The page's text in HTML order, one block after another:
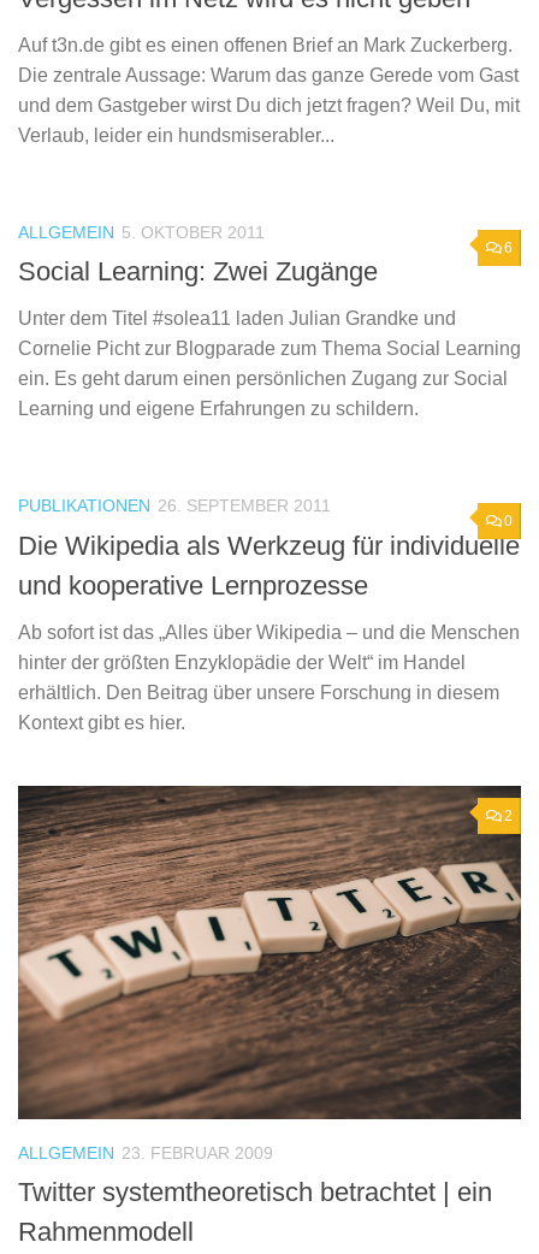
Auf t3n.de gibt es einen offenen Brief an Mark Zuckerberg.
Die zentrale Aussage: Warum das ganze Gerede vom Gast
und dem Gastgeber wirst Du dich jetzt fragen? Weil Du, mit
Verlaub, leider ein hundsmiserabler...
6
ALLGEMEIN 5. OKTOBER 2011
Social Learning: Zwei Zugänge
Unter dem Titel #solea11 laden Julian Grandke und
Cornelie Picht zur Blogparade zum Thema Social Learning
ein. Es geht darum einen persönlichen Zugang zur Social
Learning und eigene Erfahrungen zu schildern.
0
PUBLIKATIONEN 26. SEPTEMBER 2011
Die Wikipedia als Werkzeug für individuelle
und kooperative Lernprozesse
Ab sofort ist das „Alles über Wikipedia – und die Menschen
hinter der größten Enzyklopädie der Welt“ im Handel
erhältlich. Den Beitrag über unsere Forschung in diesem
Kontext gibt es hier.
2
ALLGEMEIN 23. FEBRUAR 2009
Twitter systemtheoretisch betrachtet | ein
Rahmenmodell